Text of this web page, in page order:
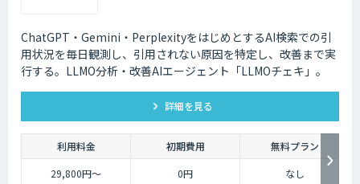
ChatGPT・Gemini・PerplexityをはじめとするAI検索での引
用状況を毎日観測し、引用されない原因を特定し、改善まで実
行する。LLMO分析・改善AIエージェント「LLMOチェキ」。
詳細を見る
利用料金 初期費用
無料プラン
29,800円〜
0円 なし